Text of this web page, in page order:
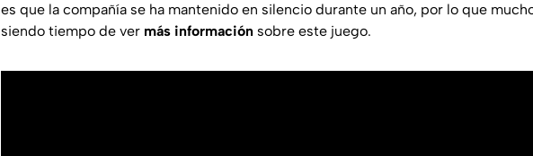
es que la compañía se ha mantenido en silencio durante un año, por lo que
siendo tiempo de ver más información sobre este juego.